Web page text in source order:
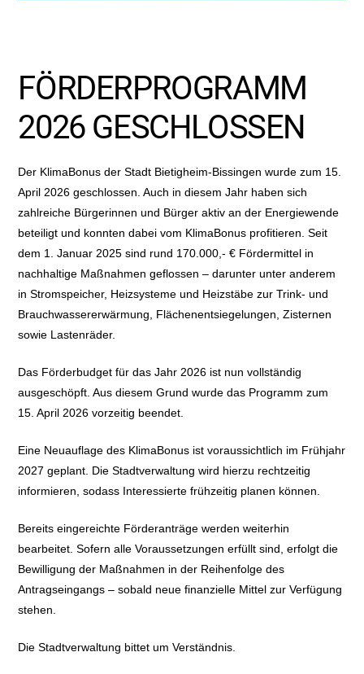
FÖRDERPROGRAMM
2026 GESCHLOSSEN
Der KlimaBonus der Stadt Bietigheim-Bissingen wurde zum 15.
April 2026 geschlossen. Auch in diesem Jahr haben sich
zahlreiche Bürgerinnen und Bürger aktiv an der Energiewende
beteiligt und konnten dabei vom KlimaBonus profitieren. Seit
dem 1. Januar 2025 sind rund 170.000,- € Fördermittel in
nachhaltige Maßnahmen geflossen – darunter unter anderem
in Stromspeicher, Heizsysteme und Heizstäbe zur Trink- und
Brauchwassererwärmung, Flächenentsiegelungen, Zisternen
sowie Lastenräder.
Das Förderbudget für das Jahr 2026 ist nun vollständig
ausgeschöpft. Aus diesem Grund wurde das Programm zum
15. April 2026 vorzeitig beendet.
Eine Neuauflage des KlimaBonus ist voraussichtlich im Frühjahr
2027 geplant. Die Stadtverwaltung wird hierzu rechtzeitig
informieren, sodass Interessierte frühzeitig planen können.
Bereits eingereichte Förderanträge werden weiterhin
bearbeitet. Sofern alle Voraussetzungen erfüllt sind, erfolgt die
Bewilligung der Maßnahmen in der Reihenfolge des
Antragseingangs – sobald neue finanzielle Mittel zur Verfügung
stehen.
Die Stadtverwaltung bittet um Verständnis.